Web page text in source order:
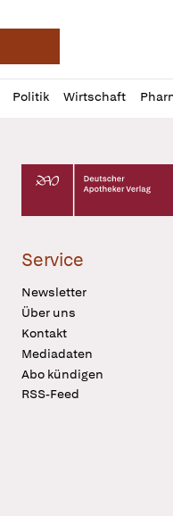
Deutsche
Politik Wirtschaft
Profil
öffnen
Daz
Pur
Deutscher Apotheker
Service
Newsletter
Über uns
Kontakt
Mediadaten
Abo kündigen
RSS-Feed